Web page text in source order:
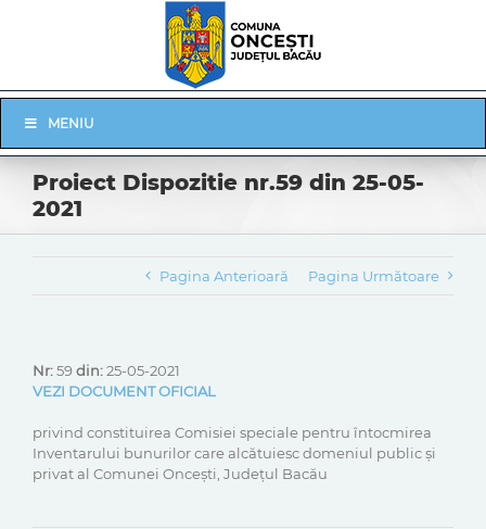
Navigation
MENIU
Proiect Dispozitie nr.59 din 25-05-
2021
Pagina Anterioară Pagina Următoare
Nr:59din:25-05-2021
VEZI DOCUMENT OFICIAL
privind constituirea Comisiei speciale pentru întocmirea
Inventarului bunurilor care alcătuiesc domeniul public și
privat al Comunei Oncești, Județul Bacău